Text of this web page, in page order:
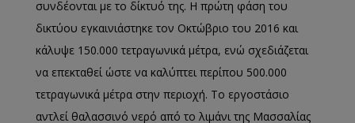
συνδέονται με το δίκτυό της. Η πρώτη φάση του
δικτύου εγκαινιάστηκε τον Οκτώβριο του 2016 και
κάλυψε 150.000 τετραγωνικά μέτρα, ενώ σχεδιάζεται
να επεκταθεί ώστε να καλύπτει περίπου 500.000
τετραγωνικά μέτρα στην περιοχή. Το εργοστάσιο
αντλεί θαλασσινό νερό από το λιμάνι της Μασσαλίας